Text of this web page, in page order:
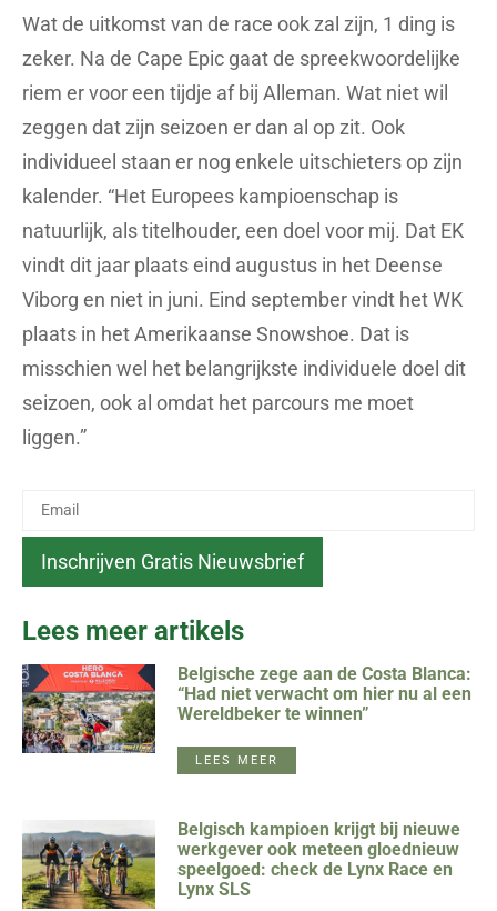
Wat de uitkomst van de race ook zal zijn, 1 ding is
zeker. Na de Cape Epic gaat de spreekwoordelijke
riem er voor een tijdje af bij Alleman. Wat niet wil
zeggen dat zijn seizoen er dan al op zit. Ook
individueel staan er nog enkele uitschieters op zijn
kalender. “Het Europees kampioenschap is
natuurlijk, als titelhouder, een doel voor mij. Dat EK
vindt dit jaar plaats eind augustus in het Deense
Viborg en niet in juni. Eind september vindt het WK
plaats in het Amerikaanse Snowshoe. Dat is
misschien wel het belangrijkste individuele doel dit
seizoen, ook al omdat het parcours me moet
liggen.”
Lees meer artikels
Belgische zege aan de Costa Blanca:
“Had niet verwacht om hier nu al een
Wereldbeker te winnen”
LEES MEER
Belgisch kampioen krijgt bij nieuwe
werkgever ook meteen gloednieuw
speelgoed: check de Lynx Race en
Lynx SLS